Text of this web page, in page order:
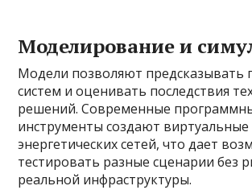
Моделирование и
Модели позволяют предсказывать
систем и оценивать последствия
решений. Современные
инструменты создают
энергетических сетей, что дает
тестировать разные сценарии без
реальной инфраструктуры.